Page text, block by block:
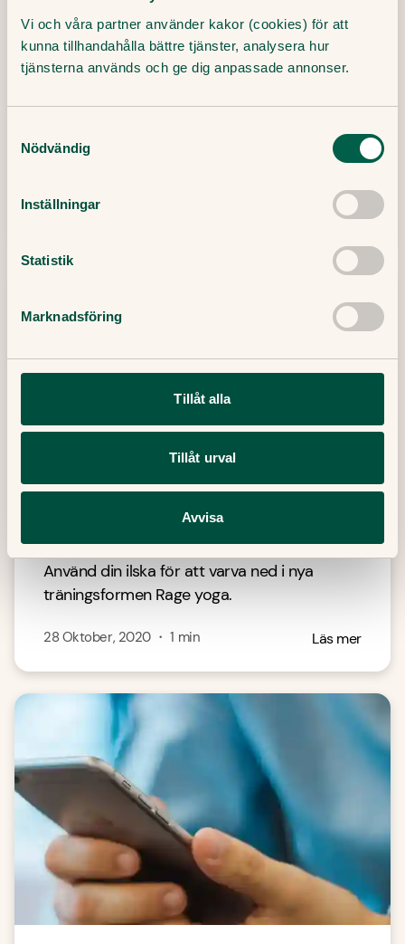
Vi och våra partner använder kakor (cookies) för att
kunna tillhandahålla bättre tjänster, analysera hur
tjänsterna används och ge dig anpassade annonser.
Nödvändig
Inställningar
Statistik
Marknadsföring
Tillåt alla
Tillåt urval
Avvisa
Sprita händerna på rätt sätt
Men glöm inte att handspriten inte ersätter
en riktigt bra handtvätt med tvål och vatten.
29 Oktober, 2020 Läs mer
Använd din ilska för att varva ned i nya
träningsformen Rage yoga.
28 Oktober, 2020・1 min Läs mer